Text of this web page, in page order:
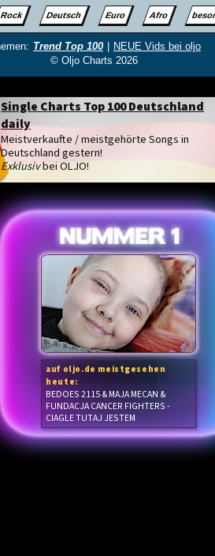
Single Charts Top 100 Deutschland
daily
Meistverkaufte / meistgehörte Songs in
Deutschland gestern!
Exklusivbei OLJO!
auf oljo.de meistgesehen
heute:
BEDOES 2115 & MAJA MECAN &
FUNDACJA CANCER FIGHTERS -
CIAGLE TUTAJ JESTEM